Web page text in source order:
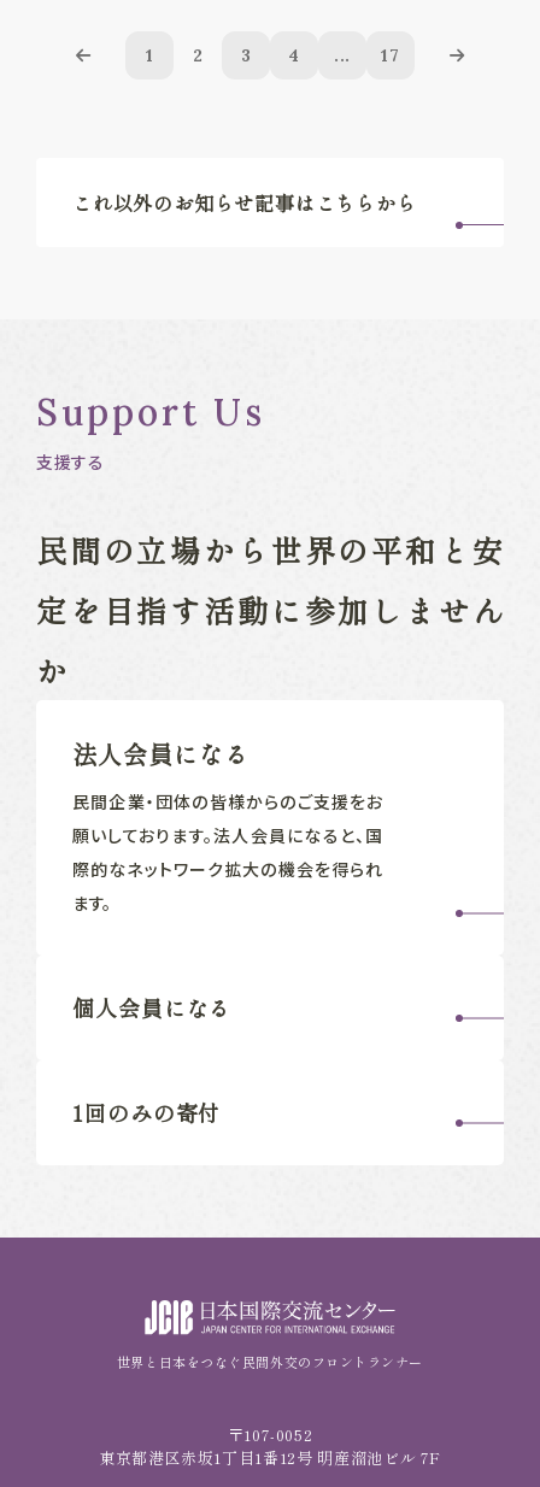
1 2 3 4 ... 17
これ以外のお知らせ記事はこちらから
Support Us
支援する
民間の立場から 世界の平和と安
定を目指す活動に参加しません
か
法人会員になる
民間企業‧団体の皆様からのご支援をお
願いしております。法人会員になると、国
際的なネットワーク拡大の機会を得られ
ます。
個人会員になる
1回のみの寄付
世界と日本をつなぐ民間外交のフロントランナー
〒107-0052
東京都港区赤坂1丁目1番12号 明産溜池ビル 7F